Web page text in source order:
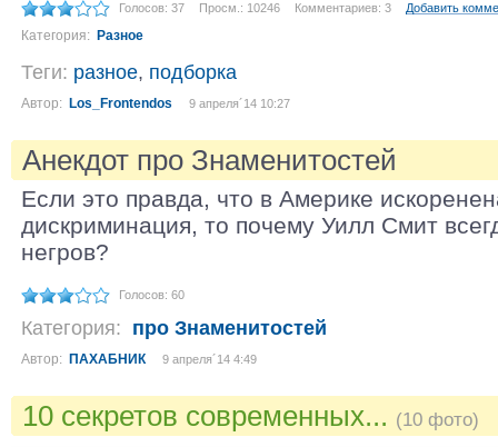
Голосов: 37 Просм.: 10246 Комментариев: 3 Добавить
Категория: Разное
Теги: разное, подборка
Автор: Los_Frontendos 9 апреля´14 10:27
Анекдот про Знаменитостей
Если это правда, что в Америке
дискриминация, то почему Уилл Смит
негров?
Голосов: 60
Категория: про Знаменитостей
Автор: ПАХАБНИК 9 апреля´14 4:49
10 секретов современных... (10 фото)